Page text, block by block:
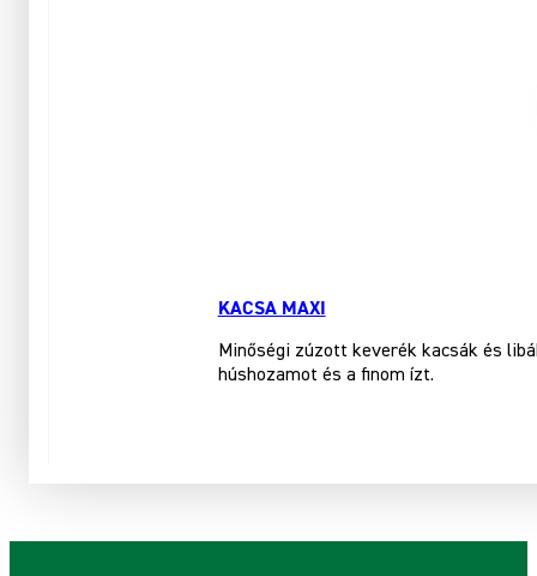
KACSA MAXI
Minőségi zúzott keverék kacsák és
húshozamot és a finom ízt.